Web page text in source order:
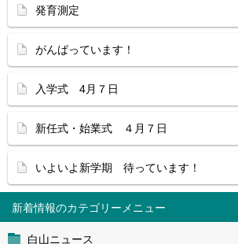
新着情報
白山ニュース
発育測定
がんばっています！
入学式 4月７日
新任式・始業式 ４月７日
いよいよ新学期 待っています！